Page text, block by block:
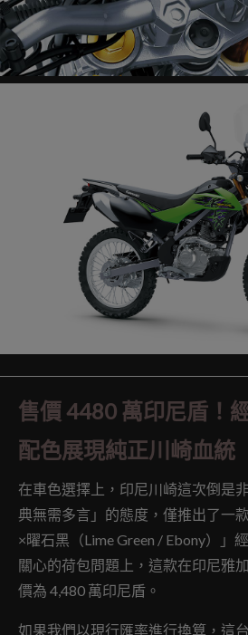
售價 4480 萬印尼盾！
配色展現純正川崎血統
在車色選擇上，印尼川崎這次倒是
典無需多言」的態度，僅推出了一
×曜石黑（Lime Green / Ebony）」
關心的荷包問題上，這款在印尼雅
價為 4,480 萬印尼盾。
如果我們以現行匯率進行換算，這